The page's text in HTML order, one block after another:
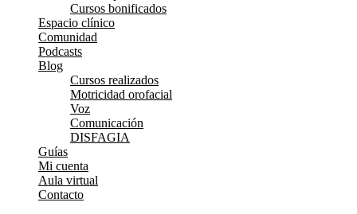
Cursos bonificados
Espacio clínico
Comunidad
Podcasts
Blog
Cursos realizados
Motricidad orofacial
Voz
Comunicación
DISFAGIA
Guías
Mi cuenta
Aula virtual
Contacto